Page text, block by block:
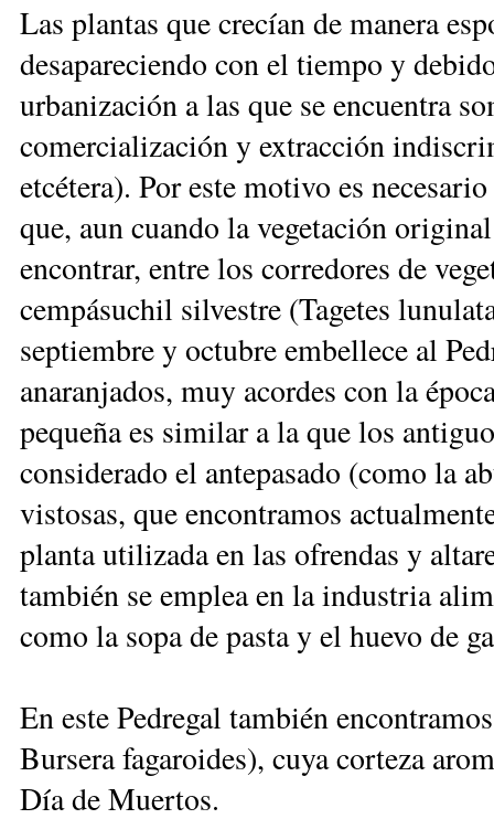
Las plantas que crecían de manera
desapareciendo con el tiempo y
urbanización a las que se encuentra
comercialización y extracción
etcétera). Por este motivo es
que, aun cuando la vegetación
encontrar, entre los corredores de
cempásuchil silvestre (Tagetes
septiembre y octubre embellece al
anaranjados, muy acordes con la
pequeña es similar a la que los
considerado el antepasado (como la
vistosas, que encontramos
planta utilizada en las ofrendas y
también se emplea en la industria
como la sopa de pasta y el huevo de
En este Pedregal también
Bursera fagaroides), cuya corteza
Día de Muertos.